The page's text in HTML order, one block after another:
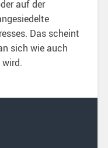
auf der
Das scheint
sich wie auch